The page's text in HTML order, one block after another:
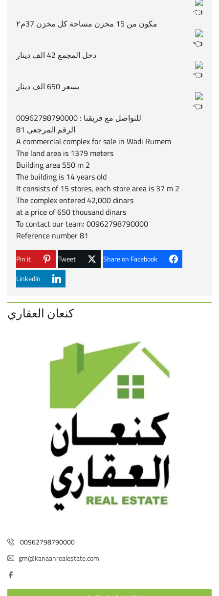
مكون من 15 مخزن مساحة كل مخزن 37م٢
دخل المجمع 42 الف دينار
بسعر 650 الف دينار
للتواصل مع فريقنا : 00962798790000
الرقم المرجعي 81
A commercial complex for sale in Wadi Rumem
The land area is 1379 meters
Building area 550 m 2
The building is 14 years old
It consists of 15 stores, each store area is 37 m 2
The complex entered 42,000 dinars
at a price of 650 thousand dinars
To contact our team: 00962798790000
Reference number 81
Share on Facebook
Tweet
Pin it
LinkedIn
كنعان العقاري
00962798790000
gm@kanaanrealestate.com